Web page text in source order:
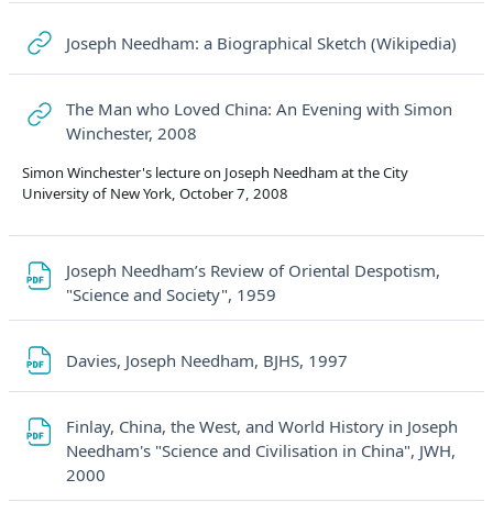
Joseph Needham: a Biographical Sketch (Wikipedia)
The Man who Loved China: An Evening with Simon
Winchester, 2008
Simon Winchester's lecture on Joseph Needham at the City
University of New York, October 7, 2008
Joseph Needham’s Review of Oriental Despotism,
"Science and Society", 1959
Davies, Joseph Needham, BJHS, 1997
Finlay, China, the West, and World History in Joseph
Needham's "Science and Civilisation in China", JWH,
2000